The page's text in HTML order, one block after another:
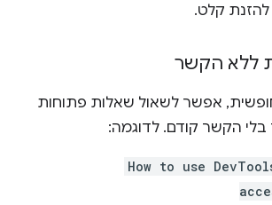
קלט.
ללא הקשר
אפשר לשאול שאלות פתוחות
בלי הקשר קודם. לדוגמה:
How to use